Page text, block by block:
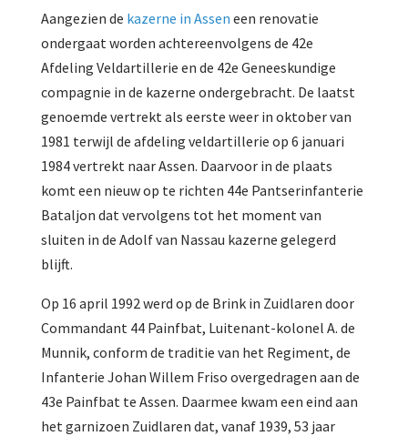
Aangezien de kazerne in Assen een renovatie
ondergaat worden achtereenvolgens de 42e
Afdeling Veldartillerie en de 42e Geneeskundige
compagnie in de kazerne ondergebracht. De laatst
genoemde vertrekt als eerste weer in oktober van
1981 terwijl de afdeling veldartillerie op 6 januari
1984 vertrekt naar Assen. Daarvoor in de plaats
komt een nieuw op te richten 44e Pantserinfanterie
Bataljon dat vervolgens tot het moment van
sluiten in de Adolf van Nassau kazerne gelegerd
blijft.
Op 16 april 1992 werd op de Brink in Zuidlaren door
Commandant 44 Painfbat, Luitenant-kolonel A. de
Munnik, conform de traditie van het Regiment, de
Infanterie Johan Willem Friso overgedragen aan de
43e Painfbat te Assen. Daarmee kwam een eind aan
het garnizoen Zuidlaren dat, vanaf 1939, 53 jaar